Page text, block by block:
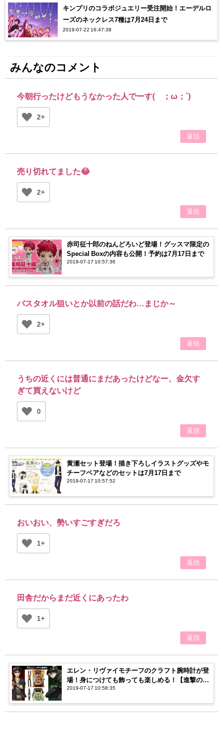
キンプリのコラボジュエリー受注開始！エーデルロ
ーズのネックレス7種は7月24日まで
2019-07-22 16:47:38
みんなのコメント
今朝行ったけどもうなかった人でーす(´；ω；`)
2+
返信
売り切れてました😂
2+
返信
赤司征十郎のねんどろいど登場！グッスマ限定の
Special Boxの内容も公開！予約は7月17日まで
2019-07-17 10:57:36
バスタオル狙いとか以前の話だわ…まじか～
2+
返信
うちの近くには普通にまだあったけどなー、金欠す
ぎて買えないけど
0
返信
黄瀬セット登場！描き下ろしイラストグッズやモ
チーフベアなどのセットは7月17日まで
2019-07-17 10:57:52
おいおい、勢いすごすぎだろ
1+
返信
田舎だからまだ近くにあったわ
1+
返信
エレン・リヴァイモチーフのクラフト腕時計が登
場！身につけても飾っても楽しめる！【進撃の巨
人】
2019-07-17 10:58:35